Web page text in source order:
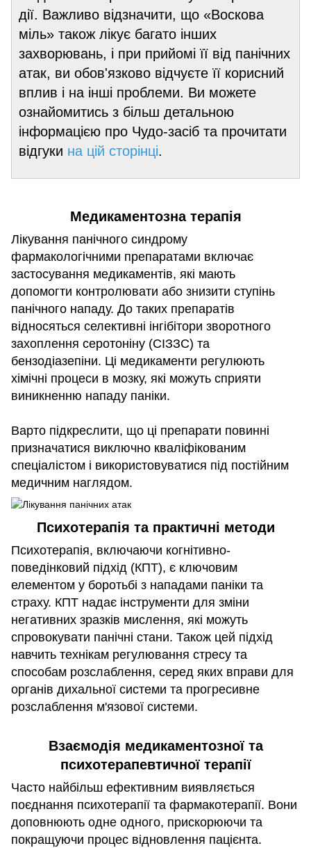
дії. Важливо відзначити, що «Воскова
міль» також лікує багато інших
захворювань, і при прийомі її від панічних
атак, ви обов'язково відчуєте її корисний
вплив і на інші проблеми. Ви можете
ознайомитись з більш детальною
інформацією про Чудо-засіб та прочитати
відгуки на цій сторінці.
Медикаментозна терапія
Лікування панічного синдрому
фармакологічними препаратами включає
застосування медикаментів, які мають
допомогти контролювати або знизити ступінь
панічного нападу. До таких препаратів
відносяться селективні інгібітори зворотного
захоплення серотоніну (СІЗЗС) та
бензодіазепіни. Ці медикаменти регулюють
хімічні процеси в мозку, які можуть сприяти
виникненню нападу паніки.
Варто підкреслити, що ці препарати повинні
призначатися виключно кваліфікованим
спеціалістом і використовуватися під постійним
медичним наглядом.
Психотерапія та практичні методи
Психотерапія, включаючи когнітивно-
поведінковий підхід (КПТ), є ключовим
елементом у боротьбі з нападами паніки та
страху. КПТ надає інструменти для зміни
негативних зразків мислення, які можуть
спровокувати панічні стани. Також цей підхід
навчить технікам регулювання стресу та
способам розслаблення, серед яких вправи для
органів дихальної системи та прогресивне
розслаблення м'язової системи.
Взаємодія медикаментозної та
психотерапевтичної терапії
Часто найбільш ефективним виявляється
поєднання психотерапії та фармакотерапії. Вони
доповнюють одне одного, прискорюючи та
покращуючи процес відновлення пацієнта.